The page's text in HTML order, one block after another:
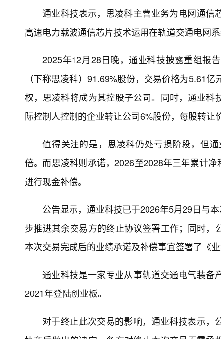
通业科技表示，思凌科主营业务为电网通
高速电力载波通信芯片技术运用在轨道交通电网
2025年12月28日晚，通业科技披露重组报
（下称思凌科）91.69%股份，交易价格为5.61
权，思凌科将成为其控股子公司。同时，通业
际控制人控制的企业转让公司6%股份，每股转
值得关注的是，思凌科仍处亏损阶段，但
倍。而思凌科则承诺，2026至2028年三年累计
进行现金补偿。
公告显示，通业科技已于2026年5月29日与
步推进其余交易方的终止协议签署工作；同时
本次交易完成后的业绩承诺及补偿事宜签署了《
通业科技是一家专业从事轨道交通电气装
2021年登陆创业板。
对于终止此次交易的影响，通业科技表示